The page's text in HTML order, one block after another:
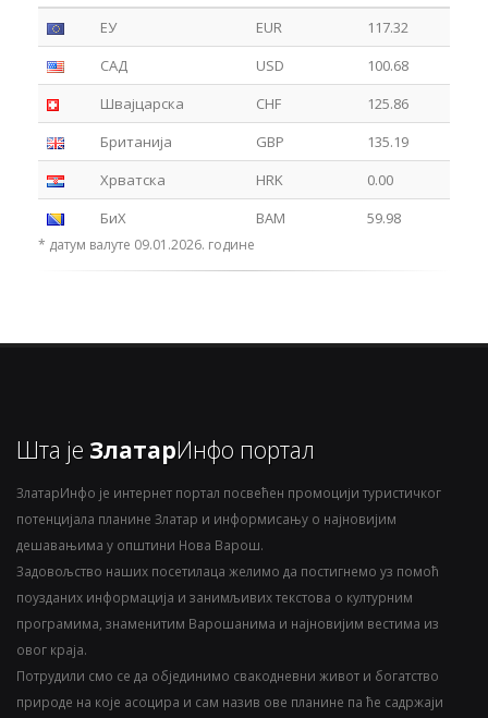
ЕУ
EUR
117.32
САД
USD
100.68
Швајцарска
CHF
125.86
Британија
GBP
135.19
Хрватска
HRK
0.00
БиХ
BAM 59.98
* датум валуте 09.01.2026. године
Шта је ЗлатарИнфо портал
ЗлатарИнфо је интернет портал посвећен промоцији туристичког
потенцијала планине Златар и информисању о најновијим
дешавањима у општини Нова Варош.
Задовољство наших посетилаца желимо да постигнемо уз помоћ
поузданих информација и занимљивих текстова о културним
програмима, знаменитим Варошанима и најновијим вестима из
овог краја.
Потрудили смо се да објединимо свакодневни живот и богатство
природе на које асоцира и сам назив ове планине па ће садржаји